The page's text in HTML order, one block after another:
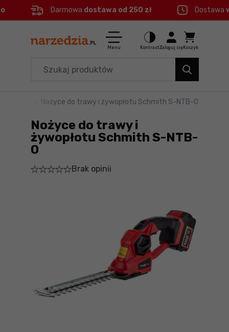
Menu główne
Informacje o produkcie
Szczegółowe informacje
Stopka
Darmowa dostawa od 250 zł Dostawa
Menu KontrastZaloguj się Koszyk
Elektronarzędzia
Akcesoria
Nożyce do trawy i żywopłotu Schmith S-NTB-0
Nożyce do trawy i
żywopłotu Schmith S-NTB-
0
Brak opinii